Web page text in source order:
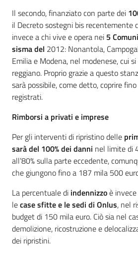
Il secondo, finanziato con parte dei
il Decreto sostegni bis recentemente
invece a chi vive e opera nei 5
sisma del 2012: Nonantola,
Emilia e Modena, nel modenese, cui
reggiano. Proprio grazie a questo
sarà possibile, come detto, coprire
registrati.
Rimborsi a privati e imprese
Per gli interventi di ripristino delle
sarà del 100% dei danni nel limite di
all’80% sulla parte eccedente,
che giungono fino a 187 mila 500
La percentuale di indennizzoè
lecase sfitte e le sedi di Onlus, nel
budget di 150 mila euro. Ciò sia nel
demolizione, ricostruzione e
dei ripristini.